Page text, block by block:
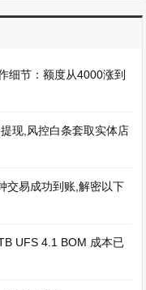
细节：额度从4000涨到
现,风控白条套取实体店
交易成功到账,解密以下
UFS 4.1 BOM 成本已